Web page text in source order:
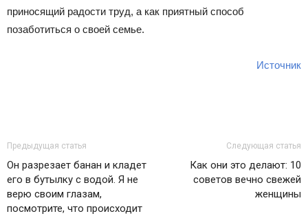
приносящий радости труд, а как приятный способ
позаботиться о своей семье.
Источник
Предыдущая статья
Он разрезает банан и кладет
его в бутылку с водой. Я не
верю своим глазам,
посмотрите, что происходит
Следующая статья
Как они это делают: 10
советов вечно свежей
женщины